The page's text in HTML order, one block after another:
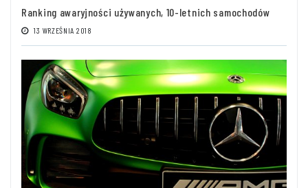
Ranking awaryjności używanych, 10-letnich samochodów
13 WRZEŚNIA 2018